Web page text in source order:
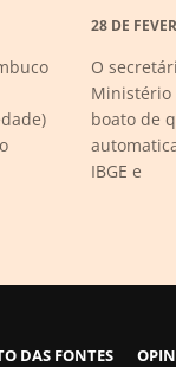
28 DE
O
Ministério
boato de
IBGE e
DAS FONTES